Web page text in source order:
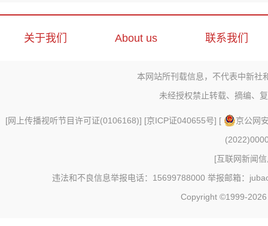
关于我们 About us 联系我们
本网站所刊载信息，不代表中新社
未经授权禁止转载、摘编、
[网上传播视听节目许可证(0106168)] [京ICP证040655号] [
京公网
[互联网新闻
违法和不良信息举报电话：15699788000 举报邮箱：
Copyright ©1999-